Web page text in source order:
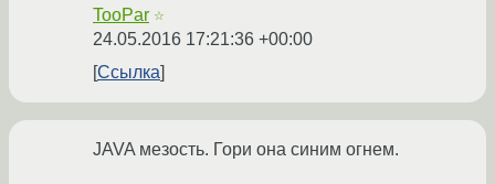
TooPar ☆
24.05.2016 17:21:36 +00:00
Ссылка
JAVA мезость. Гори она синим огнем.